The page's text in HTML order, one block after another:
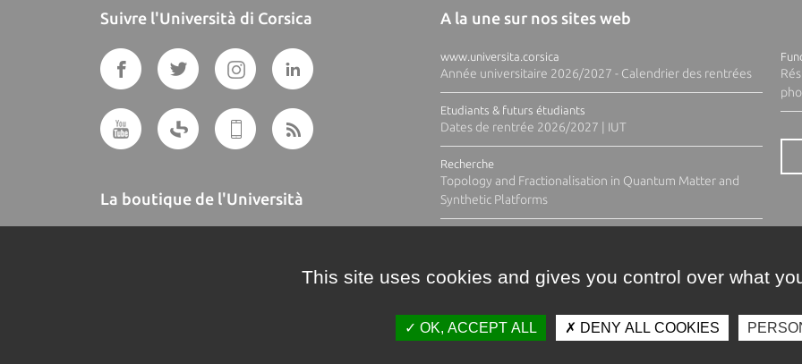
Suivre l'Università di Corsica
La boutique de l'Università
A la une sur nos sites web
www.universita.corsica
Année universitaire 2026/2027 - Calendrier des rentrées
Etudiants & futurs étudiants
Dates de rentrée 2026/2027 | IUT
Recherche
Topology and Fractionalisation in Quantum Matter and
Synthetic Platforms
This site uses cookies and gives you control over what
OK, ACCEPT ALL DENY ALL COOKIES